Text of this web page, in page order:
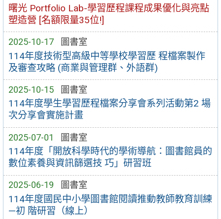
曙光 Portfolio Lab-學習歷程課程成果優化與亮點
塑造營 [名額限量35位!]
2025-10-17 圖書室
114年度技術型高級中等學校學習歷 程檔案製作
及審查攻略 (商業與管理群、外語群)
2025-10-15 圖書室
114年度學生學習歷程檔案分享會系列活動第2 場
次分享會實施計畫
2025-07-01 圖書室
114年度「開放科學時代的學術導航：圖書館員的
數位素養與資訊篩選技 巧」研習班
2025-06-19 圖書室
114年度國民中小學圖書館閱讀推動教師教育訓練
—初 階研習（線上）